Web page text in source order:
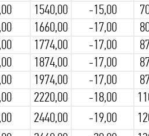
1540,00 -15,00
1660,00 -17,00
1774,00 -17,00
1874,00 -17,00
1974,00 -17,00
2220,00 -18,00
2440,00 -19,00